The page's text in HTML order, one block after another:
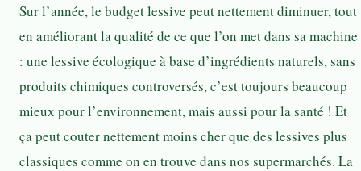
Sur l’année, le budget lessive peut nettement diminuer, tout
en améliorant la qualité de ce que l’on met dans sa machine
: une lessive écologique à base d’ingrédients naturels, sans
produits chimiques controversés, c’est toujours beaucoup
mieux pour l’environnement, mais aussi pour la santé ! Et
ça peut couter nettement moins cher que des lessives plus
classiques comme on en trouve dans nos supermarchés. La